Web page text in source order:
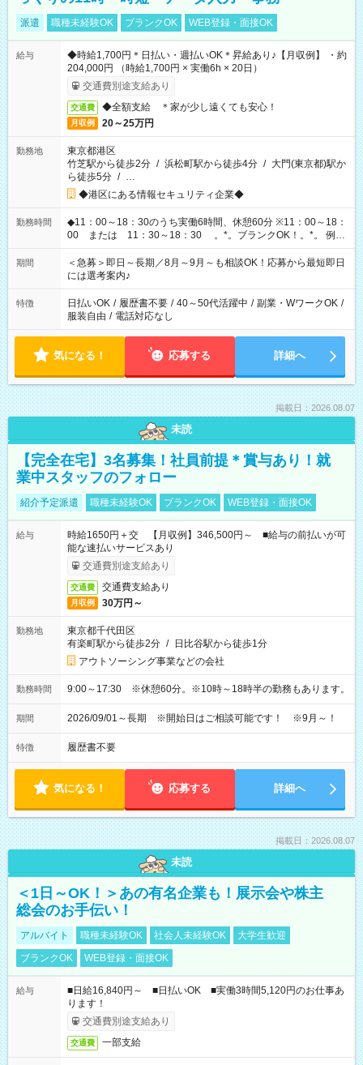
派遣 職種未経験OK ブランクOK WEB登録・面接OK
給与
◆時給1,700円＊日払い・週払いOK＊昇給あり♪【月収例】 ・約
204,000円 （時給1,700円 × 実働6h × 20日）
交通費別途支給あり
交通費 ◆全額支給 ＊家が少し遠くても安心！
月収例 20～25万円
勤務地
東京都港区
竹芝駅から徒歩2分 / 浜松町駅から徒歩4分 / 大門(東京都)駅か
ら徒歩5分 / …
◆港区にある情報セキュリティ企業◆
勤務時間
◆11：00～18：30のうち実働6時間、休憩60分 ※11：00～18：
00 または 11：30～18：30 。*。ブランクOK！。*。 例え
ば前職が、 在宅/財団法人/事務/コールセンター/受付/販売/カフェ
スタッフ スイーツ販売/ホテルフロント/化粧品販売/など 様々な
業界から入社して活躍されています♪
期間
＜急募＞即日～長期／8月～9月～も相談OK！応募から最短即日
には選考案内♪
特徴 日払いOK / 履歴書不要 / 40～50代活躍中 / 副業・WワークOK /
服装自由 / 電話対応なし
気になる！ 応募する 詳細へ
掲載日：2026.08.07
未読
【完全在宅】3名募集！社員前提＊賞与あり！就
業中スタッフのフォロー
紹介予定派遣 職種未経験OK ブランクOK WEB登録・面接OK
給与
時給1650円＋交 【月収例】346,500円～ ■給与の前払いが可
能な速払いサービスあり
交通費別途支給あり
交通費 交通費支給あり
月収例 30万円～
勤務地
東京都千代田区
有楽町駅から徒歩2分 / 日比谷駅から徒歩1分
アウトソーシング事業などの会社
勤務時間 9:00～17:30 ※休憩60分。※10時～18時半の勤務もあります。
期間 2026/09/01～長期 ※開始日はご相談可能です！ ※9月～！
特徴 履歴書不要
気になる！ 応募する 詳細へ
掲載日：2026.08.07
未読
＜1日～OK！＞あの有名企業も！展示会や株主
総会のお手伝い！
アルバイト 職種未経験OK 社会人未経験OK
大学生歓迎
ブランクOK
WEB登録・面接OK
給与
■日給16,840円～ ■日払いOK ■実働3時間5,120円のお仕事あ
ります！
交通費別途支給あり
交通費 一部支給